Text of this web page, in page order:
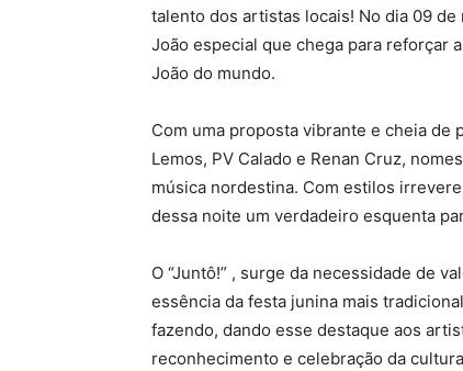
talento dos artistas locais! No dia 09 de
João especial que chega para reforçar
João do mundo.
Com uma proposta vibrante e cheia
Lemos, PV Calado e Renan Cruz,
música nordestina. Com estilos
dessa noite um verdadeiro esquenta
O “Juntô!” , surge da necessidade de
essência da festa junina mais
fazendo, dando esse destaque aos
reconhecimento e celebração da